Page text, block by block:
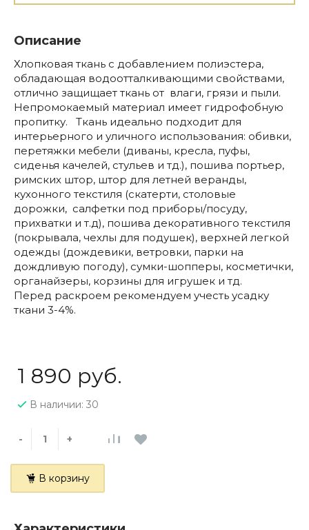
Описание
Хлопковая ткань с добавлением полиэстера,
обладающая водоотталкивающими свойствами,
отлично защищает ткань от влаги, грязи и пыли.
Непромокаемый материал имеет гидрофобную
пропитку. Ткань идеально подходит для
интерьерного и уличного использования: обивки,
перетяжки мебели (диваны, кресла, пуфы,
сиденья качелей, стульев и тд.), пошива портьер,
римских штор, штор для летней веранды,
кухонного текстиля (скатерти, столовые
дорожки, салфетки под приборы/посуду,
прихватки и т.д), пошива декоративного текстиля
(покрывала, чехлы для подушек), верхней легкой
одежды (дождевики, ветровки, парки на
дождливую погоду), сумки-шопперы, косметички,
органайзеры, корзины для игрушек и тд.
Перед раскроем рекомендуем учесть усадку
ткани 3-4%.
1 890 руб.
В наличии: 30
- +
В корзину